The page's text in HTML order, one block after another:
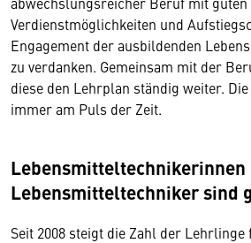
Verdienstmöglichkeiten und
Engagement der ausbildenden
zu verdanken. Gemeinsam mit der
diese den Lehrplan ständig weiter.
immer am Puls der Zeit.
Lebensmitteltechnikerinnen
Lebensmitteltechniker sind
Seit 2008 steigt die Zahl der